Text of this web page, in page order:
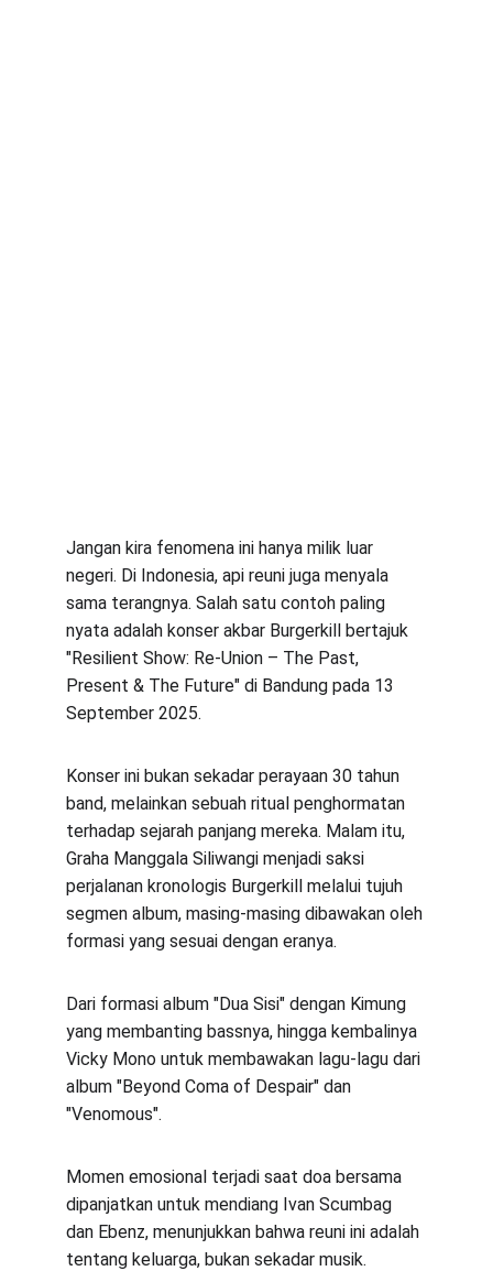
Jangan kira fenomena ini hanya milik luar
negeri. Di Indonesia, api reuni juga menyala
sama terangnya. Salah satu contoh paling
nyata adalah konser akbar Burgerkill bertajuk
"Resilient Show: Re-Union – The Past,
Present & The Future" di Bandung pada 13
September 2025.
Konser ini bukan sekadar perayaan 30 tahun
band, melainkan sebuah ritual penghormatan
terhadap sejarah panjang mereka. Malam itu,
Graha Manggala Siliwangi menjadi saksi
perjalanan kronologis Burgerkill melalui tujuh
segmen album, masing-masing dibawakan oleh
formasi yang sesuai dengan eranya.
Dari formasi album "Dua Sisi" dengan Kimung
yang membanting bassnya, hingga kembalinya
Vicky Mono untuk membawakan lagu-lagu dari
album "Beyond Coma of Despair" dan
"Venomous".
Momen emosional terjadi saat doa bersama
dipanjatkan untuk mendiang Ivan Scumbag
dan Ebenz, menunjukkan bahwa reuni ini adalah
tentang keluarga, bukan sekadar musik.